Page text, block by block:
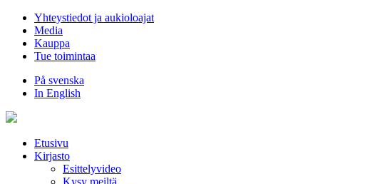
Hyppää
sisältöön
Yhteystiedot ja aukioloajat
Media
Kauppa
Tue toimintaa
På svenska
In English
Etusivu
Kirjasto
Esittelyvideo
Kysy meiltä